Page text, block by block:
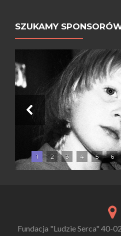
SZUKAMY
1 2 3 4 5 6
Fundacja "Ludzie Serca" 40-